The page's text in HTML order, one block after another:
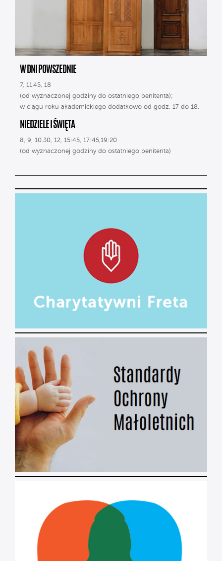
W DNI POWSZEDNIE
7, 11.45, 18
(od wyznaczonej godziny do ostatniego penitenta);
w ciągu roku akademickiego dodatkowo od godz. 17 do 18.
NIEDZIELE I ŚWIĘTA
8, 9, 10.30, 12, 15:45, 17:45,19:20
(od wyznaczonej godziny do ostatniego penitenta)